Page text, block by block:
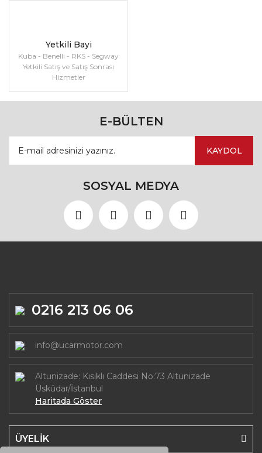
Yetkili Bayi
Kuba - Benelli - RKS - Segway
Yetkili Satış ve Satış Sonrası
Hizmetler
E-BÜLTEN
KAYDOL
SOSYAL MEDYA
0216 213 06 06
info@ucarmotor.com
Altunizade: Kısıklı Caddesi No:73 Altunizade
Üsküdar/İstanbul
Haritada Göster
ÜYELİK